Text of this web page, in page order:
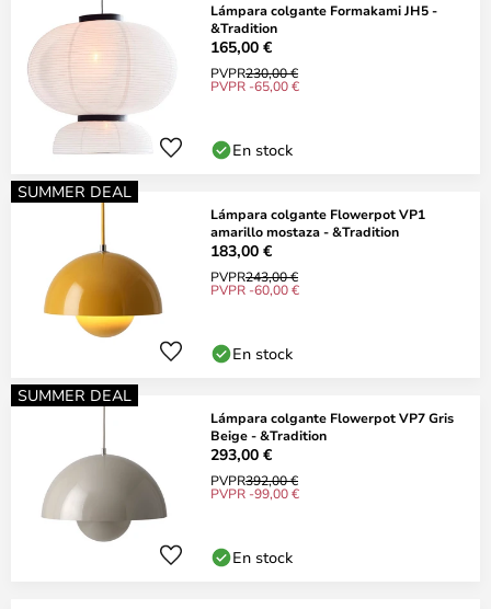
Lámpara colgante Formakami JH5 -
&Tradition
165,00 €
PVPR230,00 €
PVPR -65,00 €
En stock
SUMMER DEAL
Lámpara colgante Flowerpot VP1
amarillo mostaza - &Tradition
183,00 €
PVPR243,00 €
PVPR -60,00 €
En stock
SUMMER DEAL
Lámpara colgante Flowerpot VP7 Gris
Beige - &Tradition
293,00 €
PVPR392,00 €
PVPR -99,00 €
En stock